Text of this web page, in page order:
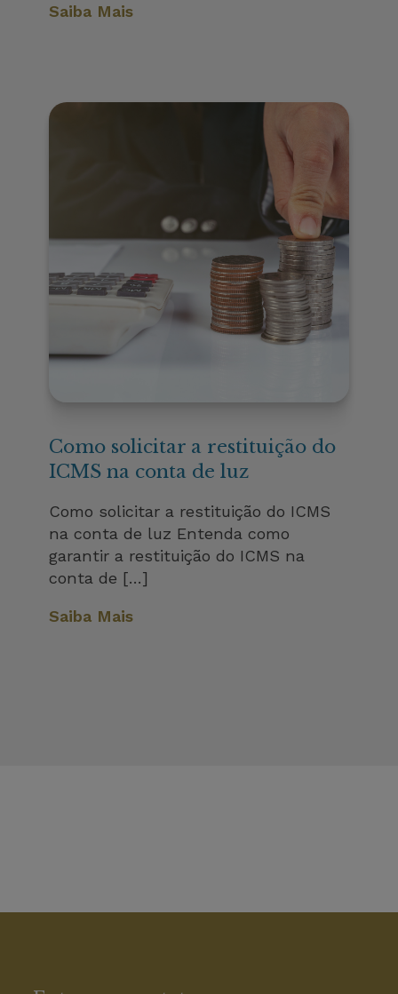
Saiba Mais
Como solicitar a restituição do
ICMS na conta de luz
Como solicitar a restituição do ICMS
na conta de luz Entenda como
garantir a restituição do ICMS na
conta de […]
Saiba Mais